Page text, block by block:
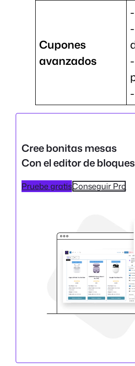
Cupones
avanzados
Cree bonitas mesas
Con el editor de bloques
Pruebe gratisConseguir Pro